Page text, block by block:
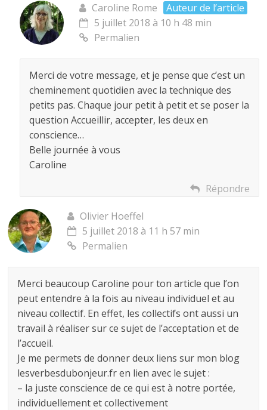
Caroline Rome
Auteur de l’article
5 juillet 2018 à 10 h 48 min
Permalien
Merci de votre message, et je pense que c’est un
cheminement quotidien avec la technique des
petits pas. Chaque jour petit à petit et se poser la
question Accueillir, accepter, les deux en
conscience…
Belle journée à vous
Caroline
Répondre
Olivier Hoeffel
5 juillet 2018 à 11 h 57 min
Permalien
Merci beaucoup Caroline pour ton article que l’on
peut entendre à la fois au niveau individuel et au
niveau collectif. En effet, les collectifs ont aussi un
travail à réaliser sur ce sujet de l’acceptation et de
l’accueil.
Je me permets de donner deux liens sur mon blog
lesverbesdubonjeur.fr en lien avec le sujet :
– la juste conscience de ce qui est à notre portée,
individuellement et collectivement